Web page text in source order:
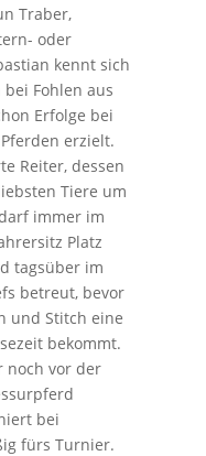
Traber,
oder
kennt sich
Fohlen aus
Erfolge bei
erzielt.
Reiter, dessen
Tiere um
immer im
Platz
tagsüber im
betreut, bevor
und Stitch eine
bekommt.
noch vor der
bei
fürs Turnier.